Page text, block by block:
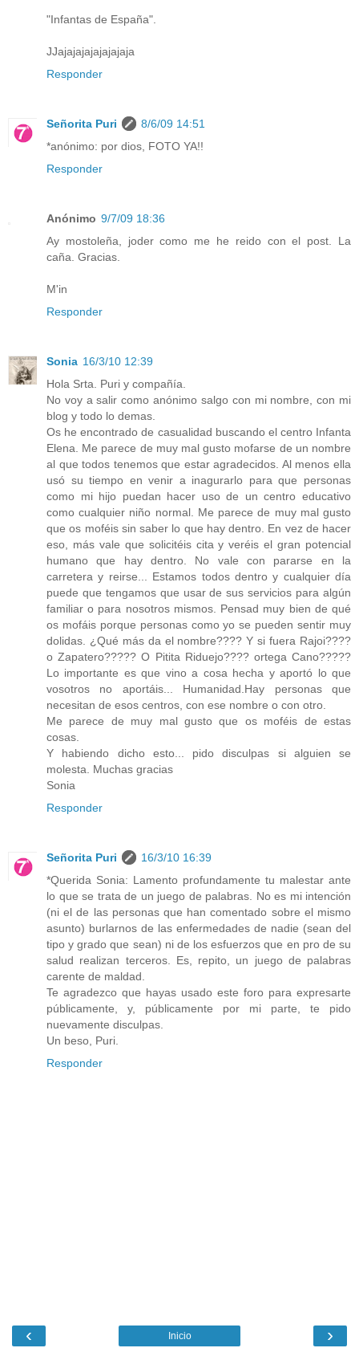
"Infantas de España".
JJajajajajajajajaja
Responder
Señorita Puri
8/6/09 14:51
*anónimo: por dios, FOTO YA!!
Responder
Anónimo 9/7/09 18:36
Ay mostoleña, joder como me he reido con el post. La
caña. Gracias.
M'in
Responder
Sonia 16/3/10 12:39
Hola Srta. Puri y compañía.
No voy a salir como anónimo salgo con mi nombre, con mi
blog y todo lo demas.
Os he encontrado de casualidad buscando el centro Infanta
Elena. Me parece de muy mal gusto mofarse de un nombre
al que todos tenemos que estar agradecidos. Al menos ella
usó su tiempo en venir a inagurarlo para que personas
como mi hijo puedan hacer uso de un centro educativo
como cualquier niño normal. Me parece de muy mal gusto
que os moféis sin saber lo que hay dentro. En vez de hacer
eso, más vale que solicitéis cita y veréis el gran potencial
humano que hay dentro. No vale con pararse en la
carretera y reirse... Estamos todos dentro y cualquier día
puede que tengamos que usar de sus servicios para algún
familiar o para nosotros mismos. Pensad muy bien de qué
os mofáis porque personas como yo se pueden sentir muy
dolidas. ¿Qué más da el nombre???? Y si fuera Rajoi????
o Zapatero????? O Pitita Riduejo???? ortega Cano?????
Lo importante es que vino a cosa hecha y aportó lo que
vosotros no aportáis... Humanidad.Hay personas que
necesitan de esos centros, con ese nombre o con otro.
Me parece de muy mal gusto que os moféis de estas
cosas.
Y habiendo dicho esto... pido disculpas si alguien se
molesta. Muchas gracias
Sonia
Responder
Señorita Puri
16/3/10 16:39
*Querida Sonia: Lamento profundamente tu malestar ante
lo que se trata de un juego de palabras. No es mi intención
(ni el de las personas que han comentado sobre el mismo
asunto) burlarnos de las enfermedades de nadie (sean del
tipo y grado que sean) ni de los esfuerzos que en pro de su
salud realizan terceros. Es, repito, un juego de palabras
carente de maldad.
Te agradezco que hayas usado este foro para expresarte
públicamente, y, públicamente por mi parte, te pido
nuevamente disculpas.
Un beso, Puri.
Responder
‹ ›
Inicio